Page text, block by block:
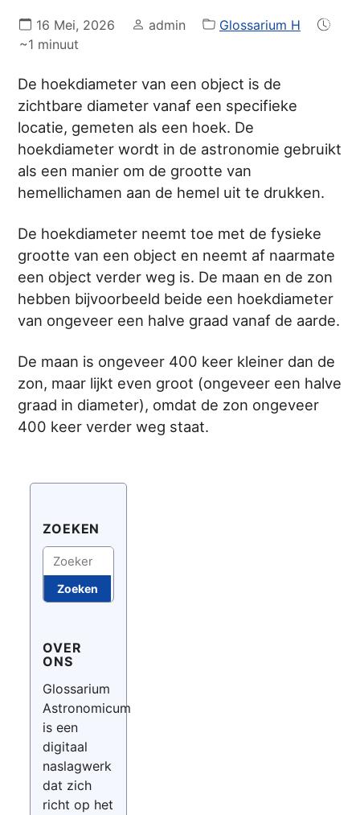
16 Mei, 2026 admin
Glossarium H
~1 minuut
De hoekdiameter van een object is de
zichtbare diameter vanaf een specifieke
locatie, gemeten als een hoek. De
hoekdiameter wordt in de astronomie gebruikt
als een manier om de grootte van
hemellichamen aan de hemel uit te drukken.
De hoekdiameter neemt toe met de fysieke
grootte van een object en neemt af naarmate
een object verder weg is. De maan en de zon
hebben bijvoorbeeld beide een hoekdiameter
van ongeveer een halve graad vanaf de aarde.
De maan is ongeveer 400 keer kleiner dan de
zon, maar lijkt even groot (ongeveer een halve
graad in diameter), omdat de zon ongeveer
400 keer verder weg staat.
ZOEKEN
Zoeken
Zoeken
OVER
ONS
Glossarium
Astronomicum
is een
digitaal
naslagwerk
dat zich
richt op het